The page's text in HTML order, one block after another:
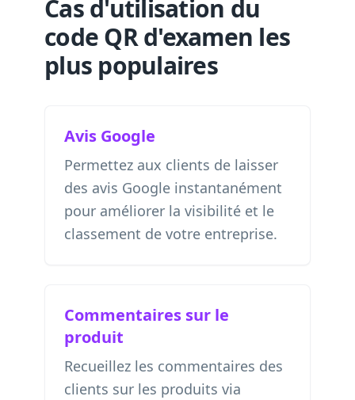
Cas d'utilisation du
code QR d'examen les
plus populaires
Avis Google
Permettez aux clients de laisser
des avis Google instantanément
pour améliorer la visibilité et le
classement de votre entreprise.
Commentaires sur le
produit
Recueillez les commentaires des
clients sur les produits via